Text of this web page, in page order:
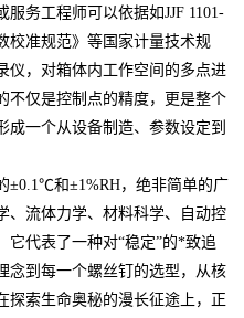
务工程师可以依据如JJF 1101-
校准规范》等国家计量技术规
仪，对箱体内工作空间的多点进
不仅是控制点的精度，更是整个
成一个从设备制造、参数设定到
±0.1℃和±1%RH，绝非简单的广
、流体力学、材料科学、自动控
它代表了一种对“稳定”的*致追
念到每一个螺丝钉的选型，从核
探索生命奥秘的漫长征途上，正